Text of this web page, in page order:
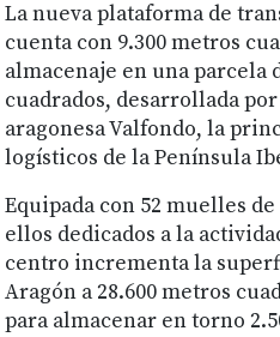
La nueva plataforma de
cuenta con 9.300 metros
almacenaje en una parcela
cuadrados, desarrollada
aragonesa Valfondo, la
logísticos de la Península
Equipada con 52 muelles
ellos dedicados a la
centro incrementa la
Aragón a 28.600 metros
para almacenar en torno